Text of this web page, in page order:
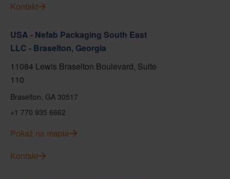
Kontakt
USA - Nefab Packaging South East
LLC - Braselton, Georgia
11084 Lewis Braselton Boulevard, Suite
110
Braselton, GA 30517
+1 770 935 6662
Pokaż na mapie
Kontakt